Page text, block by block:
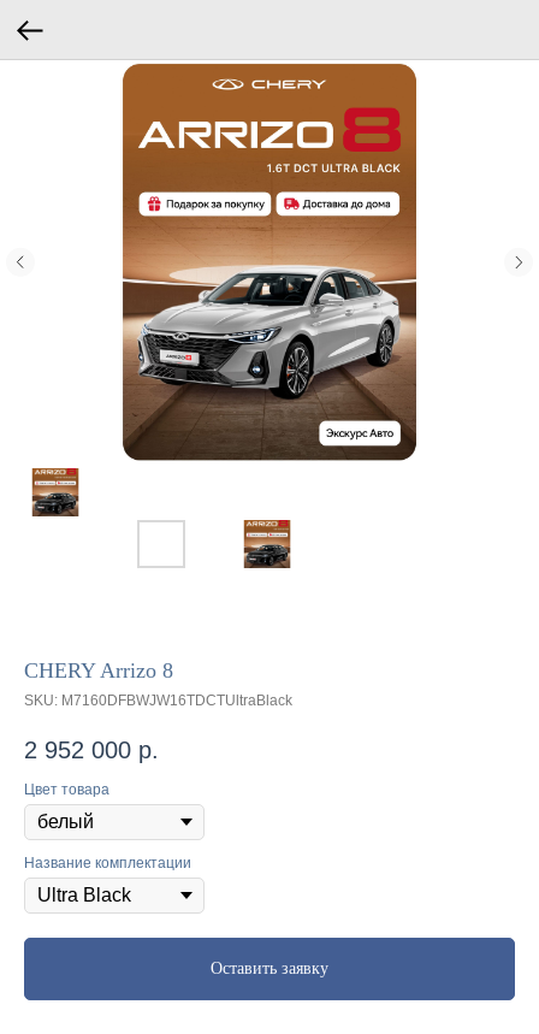
CHERY Arrizo 8
SKU: M7160DFBWJW16TDCTUltraBlack
2 952 000 р.
Цвет товара
Название комплектации
Оставить заявку